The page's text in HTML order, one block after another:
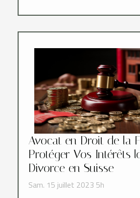
Avocat en Droit de la
Protéger Vos Intérêts
Divorce en Suisse
Sam. 15 juillet 2023 5h